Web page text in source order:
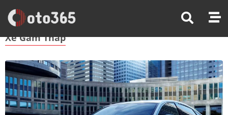
Trang Chủ Xe Gầm Thấp
Xe Gầm Thấp